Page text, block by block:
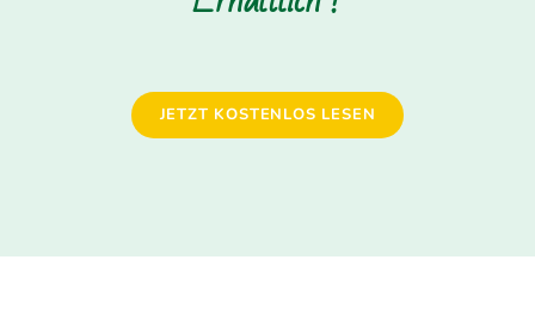
JETZT KOSTENLOS LESEN